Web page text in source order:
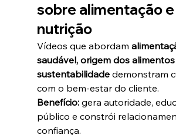
sobre alimentação e
nutrição
Vídeos que abordam
saudável, origem dos
sustentabilidade demonstram
com o bem-estar do cliente.
Benefício: gera autoridade,
público e constrói
confiança.